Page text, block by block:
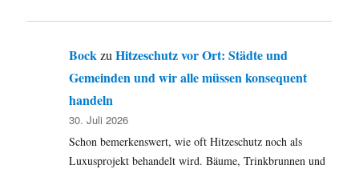
Bock zuHitzeschutz vor Ort: Städte und
Gemeinden und wir alle müssen konsequent
handeln
30. Juli 2026
Schon bemerkenswert, wie oft Hitzeschutz noch als
Luxusprojekt behandelt wird. Bäume, Trinkbrunnen und